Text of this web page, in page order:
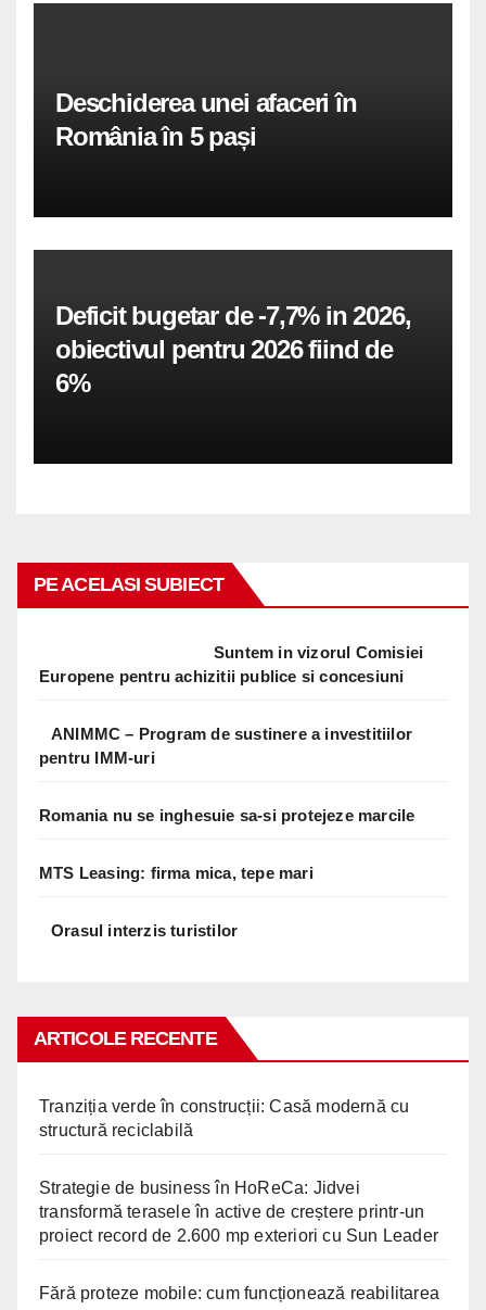
Deschiderea unei afaceri în
România în 5 pași
Deficit bugetar de -7,7% in 2026,
obiectivul pentru 2026 fiind de
6%
PE ACELASI SUBIECT
Suntem in vizorul Comisiei
Europene pentru achizitii publice si concesiuni
ANIMMC – Program de sustinere a investitiilor
pentru IMM-uri
Romania nu se inghesuie sa-si protejeze marcile
MTS Leasing: firma mica, tepe mari
Orasul interzis turistilor
ARTICOLE RECENTE
Tranziția verde în construcții: Casă modernă cu
structură reciclabilă
Strategie de business în HoReCa: Jidvei
transformă terasele în active de creștere printr-un
proiect record de 2.600 mp exteriori cu Sun Leader
Fără proteze mobile: cum funcționează reabilitarea